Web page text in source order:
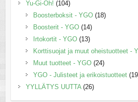
Yu-Gi-Oh! (104)
Boosterboksit - YGO (18)
Boosterit - YGO (14)
Irtokortit - YGO (13)
Korttisuojat ja muut oheistuotteet -
Muut tuotteet - YGO (24)
YGO - Julisteet ja erikoistuotteet
YYLLÄTYS UUTTA (26)